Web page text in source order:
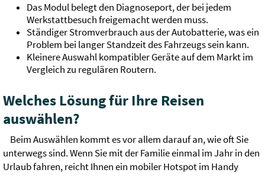
Das Modul belegt den Diagnoseport, der bei jedem
Werkstattbesuch freigemacht werden muss.
Ständiger Stromverbrauch aus der Autobatterie, was ein
Problem bei langer Standzeit des Fahrzeugs sein kann.
Kleinere Auswahl kompatibler Geräte auf dem Markt im
Vergleich zu regulären Routern.
Welches Lösung für Ihre Reisen
auswählen?
Beim Auswählen kommt es vor allem darauf an, wie oft Sie
unterwegs sind. Wenn Sie mit der Familie einmal im Jahr in den
Urlaub fahren, reicht Ihnen ein mobiler Hotspot im Handy